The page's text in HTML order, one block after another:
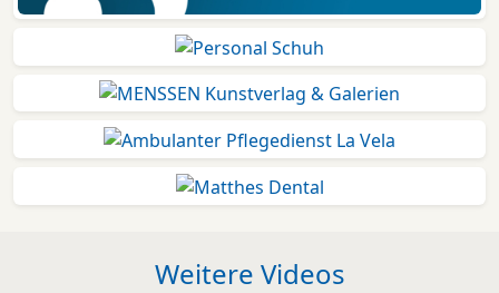
Weitere Videos